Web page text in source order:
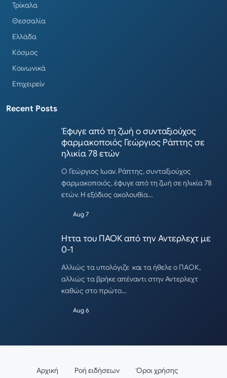
Τρίκαλα
Θεσσαλία
Ελλάδα
Κόσμος
Κοινωνικά
Επιχειρείν
Recent Posts
Έφυγε από τη ζωή ο συνταξιούχος
φαρμακοποιός Γεώργιος Ράπτης σε
ηλικία 78 ετών
Ο Γεώργιος Ιωαν. Ράπτης, συνταξιούχος
φαρμακοποιός, έφυγε από τη ζωή σε ηλικία 78
ετών. Η εξόδιος ακολουθία…
Aug 7
Ηττα του ΠΑΟΚ από την Αντερλεχτ με
0-1
Αλλιώς τα υπολόγιζε και τα ήθελε ο ΠΑΟΚ,
αλλιώς τα βρήκε απέναντι στην Αντερλεχτ
καθώς στο πρώτο…
Aug 6
Αρχική Ροή ειδήσεων Όροι χρήσης